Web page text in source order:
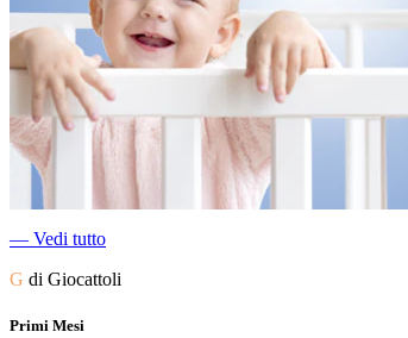
― Vedi tutto
G di Giocattoli
Primi Mesi